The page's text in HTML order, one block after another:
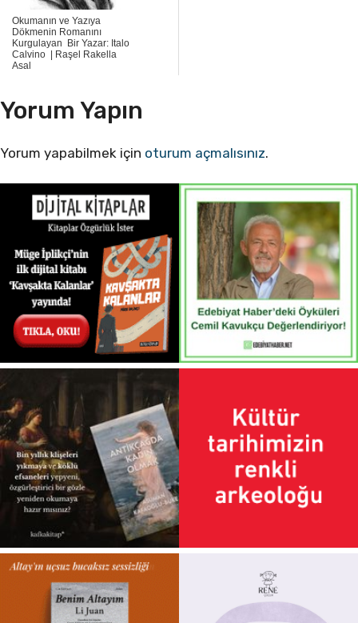
Okumanın ve Yazıya
Dökmenin Romanını
Kurgulayan Bir Yazar: Italo
Calvino | Raşel Rakella
Asal
Yorum Yapın
Yorum yapabilmek için oturum açmalısınız.